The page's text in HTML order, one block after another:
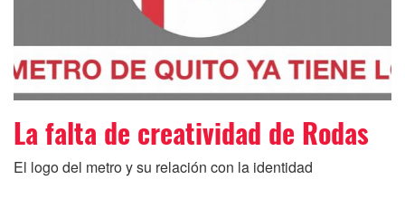
La falta de creatividad de Rodas
El logo del metro y su relación con la identidad